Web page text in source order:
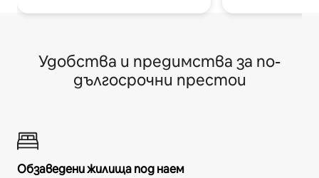
Удобства и предимства за по-
дългосрочни престои
Обзаведени жилища под наем